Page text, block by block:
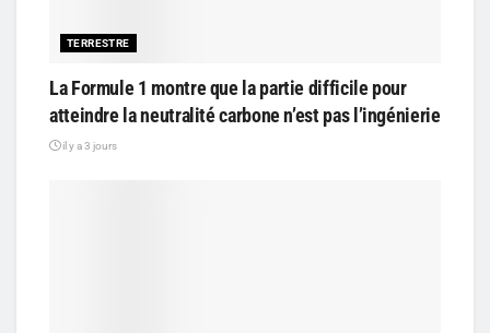
TERRESTRE
La Formule 1 montre que la partie difficile pour
atteindre la neutralité carbone n’est pas l’ingénierie
il y a 3 jours